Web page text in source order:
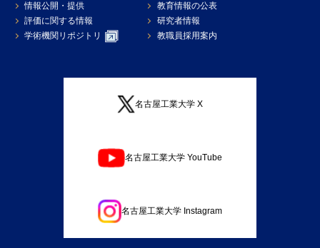
情報公開・提供
教育情報の公表
評価に関する情報
研究者情報
学術機関リポジトリ
教職員採用案内
名古屋工業大学 X
名古屋工業大学 YouTube
名古屋工業大学 Instagram